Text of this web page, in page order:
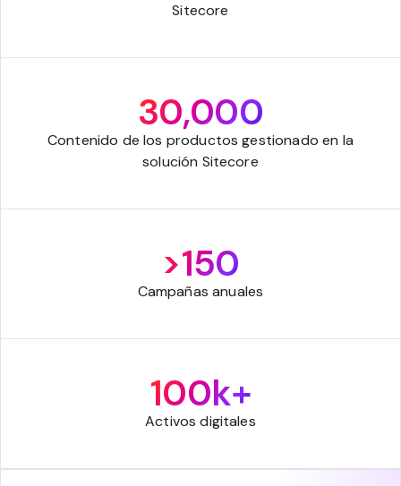
Sitecore
30,000
Contenido de los productos gestionado en la
solución Sitecore
>150
Campañas anuales
100k+
Activos digitales